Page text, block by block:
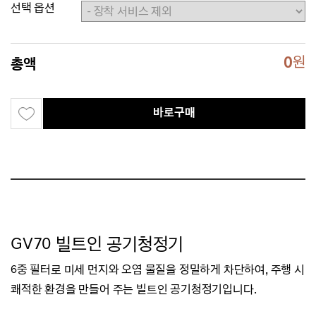
선택 옵션
총액 0원
바로구매
GV70 빌트인 공기청정기
6중 필터로 미세 먼지와 오염 물질을 정밀하게 차단하여, 주행 시
쾌적한 환경을 만들어 주는 빌트인 공기청정기입니다.